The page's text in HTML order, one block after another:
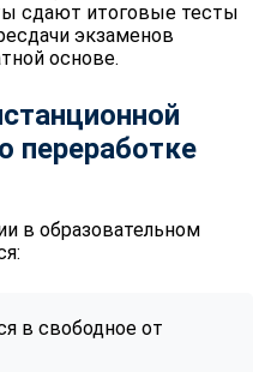
сдают итоговые тесты
экзаменов
основе.
переработке
в образовательном
в свободное от